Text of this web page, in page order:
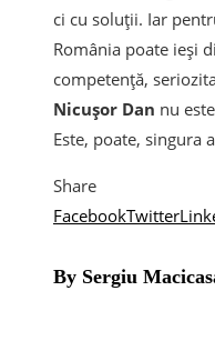
ci cu soluții. Iar
România poate ieși
competență,
Nicușor Dan nu
Este, poate, singura
Share
FacebookTwitter
By Sergiu